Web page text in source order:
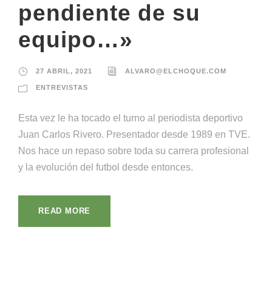
pendiente de su
equipo…»
27 ABRIL, 2021 ALVARO@ELCHOQUE.COM
ENTREVISTAS
Esta vez le ha tocado el turno al periodista deportivo
Juan Carlos Rivero. Presentador desde 1989 en TVE.
Nos hace un repaso sobre toda su carrera profesional
y la evolución del futbol desde entonces.
READ MORE